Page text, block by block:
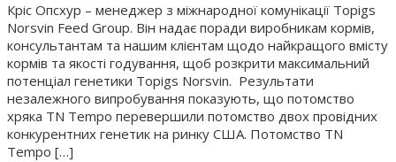
Кріс Опсхур – менеджер з міжнародної комунікації Topigs
Norsvin Feed Group. Він надає поради виробникам кормів,
консультантам та нашим клієнтам щодо найкращого вмісту
кормів та якості годування, щоб розкрити максимальний
потенціал генетики Topigs Norsvin. Результати
незалежного випробування показують, що потомство
хряка TN Tempo перевершили потомство двох провідних
конкурентних генетик на ринку США. Потомство TN
Tempo […]